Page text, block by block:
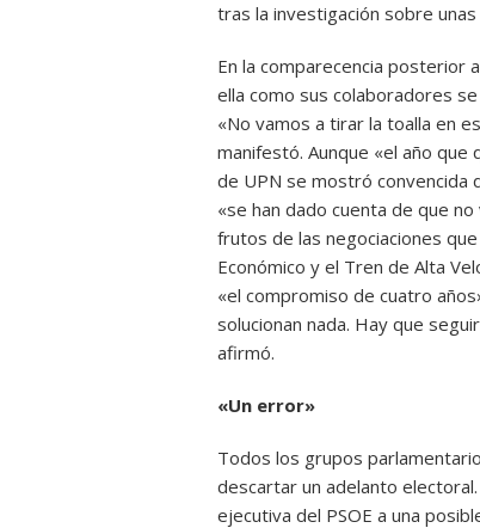
tras la investigación sobre
En la comparecencia posterior
ella como sus colaboradores
«No vamos a tirar la toalla en
manifestó. Aunque «el año que
de UPN se mostró convencida
«se han dado cuenta de que
frutos de las negociaciones
Económico y el Tren de Alta
«el compromiso de cuatro
solucionan nada. Hay que
afirmó.
«Un error»
Todos los grupos
descartar un adelanto
ejecutiva del PSOE a una